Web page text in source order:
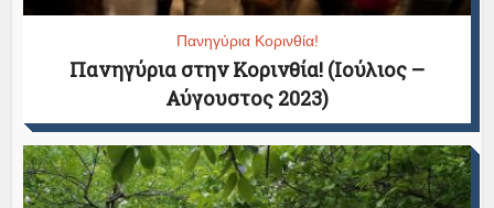
Πανηγύρια Κορινθία!
Πανηγύρια στην Κορινθία! (Ιούλιος –
Αύγουστος 2023)